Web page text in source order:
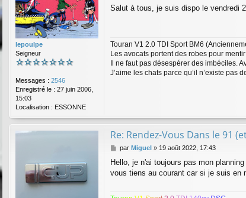
lepoulpe
Seigneur
Messages : 2546
Enregistré le : 27 juin 2006,
15:03
Localisation : ESSONNE
s
e
Salut à tous, je suis dispo le vendredi
Touran V1 2.0 TDI Sport BM6
Les avocats portent des robes pour
Il ne faut pas désespérer des imbéciles.
J’aime les chats parce qu’il n’existe pas
Re: Rendez-Vous Dans le 91
M
s
s
par Miguel» 19 août 2022, 17:43
Hello, je n'ai toujours pas mon
vous tiens au courant car si je suis en